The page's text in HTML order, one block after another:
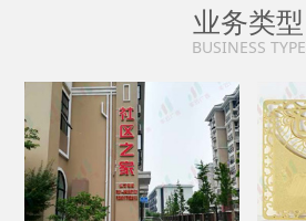
业务类型
BUSINESS TYPE